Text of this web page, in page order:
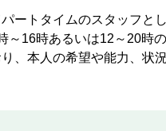
ートタイムのスタッフと
16時あるいは12～20時の
、本人の希望や能力、状